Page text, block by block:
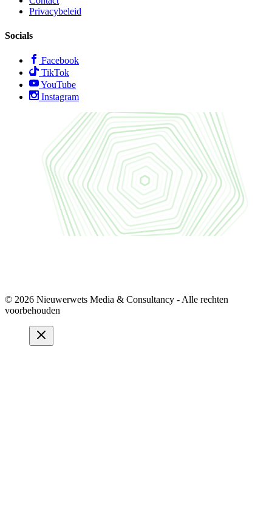
Privacybeleid
Socials
Facebook
TikTok
YouTube
Instagram
© 2026 Nieuwerwets Media & Consultancy - Alle rechten
voorbehouden